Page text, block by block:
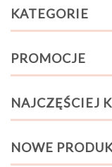
KATEGORIE
PROMOCJE
NAJCZĘŚCIEJ
NOWE